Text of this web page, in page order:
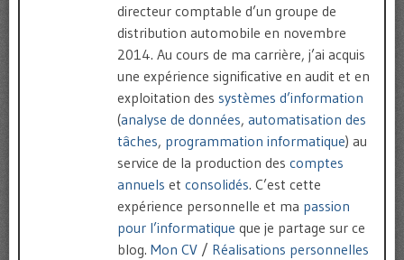
directeur comptable d’un groupe de
distribution automobile en novembre
2014. Au cours de ma carrière, j’ai acquis
une expérience significative en audit et en
exploitation des systèmes d’information
(analyse de données, automatisation des
tâches, programmation informatique) au
service de la production des comptes
annuels et consolidés. C’est cette
expérience personnelle et ma passion
pour l’informatique que je partage sur ce
blog. Mon CV / Réalisations personnelles